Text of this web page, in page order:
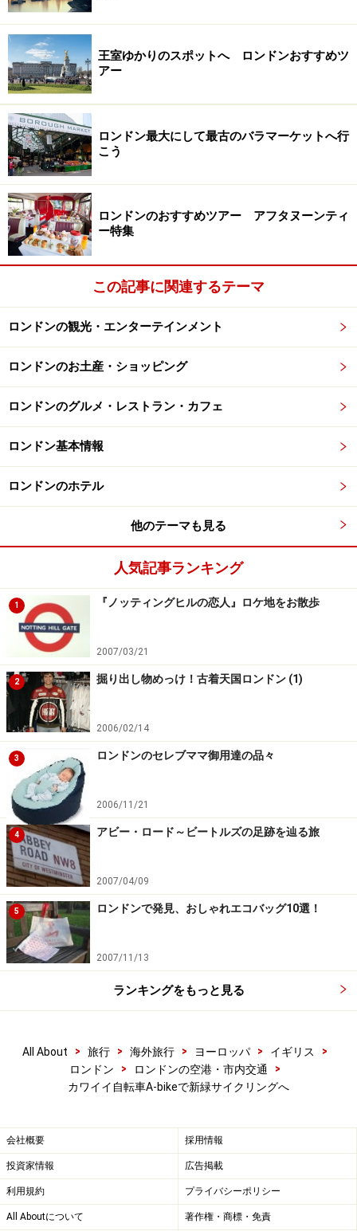
王室ゆかりのスポットへ ロンドンおすすめツ
アー
ロンドン最大にして最古のバラマーケットへ行
こう
ロンドンのおすすめツアー アフタヌーンティ
ー特集
この記事に関連するテーマ
ロンドンの観光・エンターテインメント
ロンドンのお土産・ショッピング
ロンドンのグルメ・レストラン・カフェ
ロンドン基本情報
ロンドンのホテル
他のテーマも見る
人気記事ランキング
1 『ノッティングヒルの恋人』ロケ地をお散歩
2007/03/21
2 掘り出し物めっけ！古着天国ロンドン (1)
2006/02/14
3 ロンドンのセレブママ御用達の品々
2006/11/21
4 アビー・ロード～ビートルズの足跡を辿る旅
2007/04/09
5 ロンドンで発見、おしゃれエコバッグ10選！
2007/11/13
ランキングをもっと見る
All About > 旅行 > 海外旅行 > ヨーロッパ > イギリス
>
ロンドン
> ロンドンの空港・市内交通
>
カワイイ自転車A-bikeで新緑サイクリングへ
会社概要 採用情報
投資家情報 広告掲載
利用規約 プライバシーポリシー
All Aboutについて 著作権・商標・免責